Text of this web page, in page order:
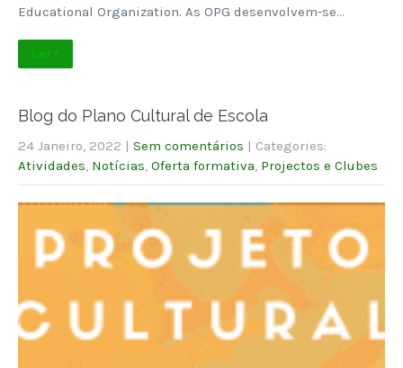
Educational Organization. As OPG desenvolvem-se…
Ler +
Blog do Plano Cultural de Escola
24 Janeiro, 2022 | Sem comentários | Categories:
Atividades Notícias Oferta formativa Projectos e Clubes